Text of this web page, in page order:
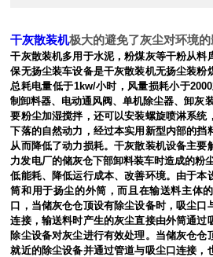
干灰散装机极大的避免了灰尘对环境
干灰散装机多用于水泥，粉煤灰等干粉从料
保无扬尘装车设备是干灰散装机无扬尘装粉
总耗电量低于1kw/小时，风量损耗小于
制卸料器、电动通风阀、单机除尘器、卸灰
要粉尘加湿搅拌，还可以安装螺旋喷淋系统
下落的自然动力，经过本实用新型内部的挡
从而降低了动力损耗。干灰散装机设备主要
力发电厂的储灰仓下部卸料装车时造成的粉
低能耗、降低运行成本、改善环境。由于本
筒和用于扬尘的外筒，而且在输送料主体
口，当储灰仓仓顶设有除尘设备时，吸尘口
连接，输送料时产生的灰尘直接由外筒通过
除尘设备对灰尘进行有效处理。当储灰仓仓
就近的除尘设备并通过管道与吸尘口连接，